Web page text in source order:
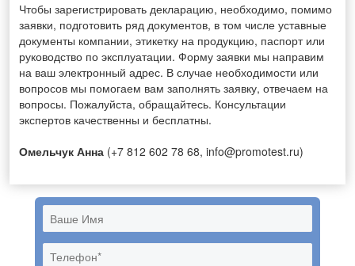
Чтобы зарегистрировать декларацию, необходимо, помимо
заявки, подготовить ряд документов, в том числе уставные
документы компании, этикетку на продукцию, паспорт или
руководство по эксплуатации. Форму заявки мы направим
на ваш электронный адрес. В случае необходимости или
вопросов мы помогаем вам заполнять заявку, отвечаем на
вопросы. Пожалуйста, обращайтесь. Консультации
экспертов качественны и бесплатны.
Омельчук Анна (+7 812 602 78 68, info@promotest.ru)